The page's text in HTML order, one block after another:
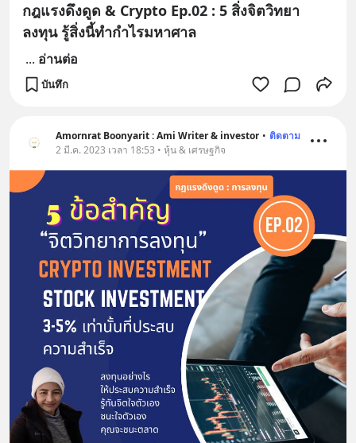
กฎแรงดึงดูด & Crypto Ep.02 : 5 สิ่งจิตวิทยา
ลงทุน รู้สิ่งนี้ทำกำไรมหาศาล
... อ่านต่อ
บันทึก
Amornrat Boonyarit : Ami Writer & investor • ติดตาม
2 มี.ค. 2023 เวลา 18:53 • หุ้น & เศรษฐกิจ